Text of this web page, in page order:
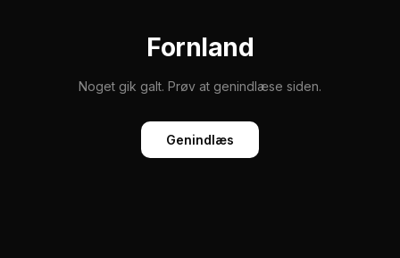
Fornland
Noget gik galt. Prøv at genindlæse siden.
Genindlæs